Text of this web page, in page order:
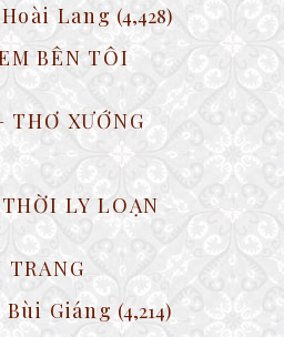
Lang (4,428)
BÊN TÔI
THƠ XƯỚNG
LY LOẠN
TRANG
Bùi Giáng (4,214)